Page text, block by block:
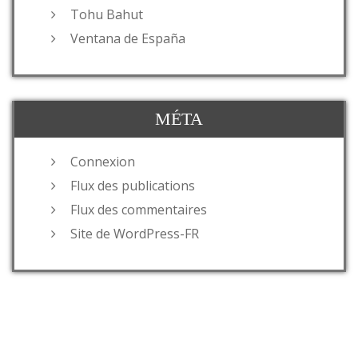
Tohu Bahut
Ventana de España
MÉTA
Connexion
Flux des publications
Flux des commentaires
Site de WordPress-FR